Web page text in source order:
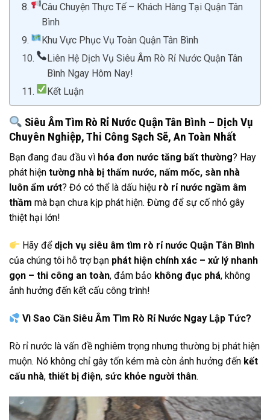
Câu Chuyện Thực Tế – Khách Hàng Tại Quận Tân
Bình
Khu Vực Phục Vụ Toàn Quận Tân Bình
Liên Hệ Dịch Vụ Siêu Âm Rò Rỉ Nước Quận Tân
Bình Ngay Hôm Nay!
Kết Luận
Siêu Âm Tìm Rò Rỉ Nước Quận Tân Bình – Dịch Vụ
Chuyên Nghiệp, Thi Công Sạch Sẽ, An Toàn Nhất
Bạn đang đau đầu vì hóa đơn nước tăng bất thường? Hay
phát hiện tường nhà bị thấm nước, nấm mốc, sàn nhà
luôn ẩm ướt? Đó có thể là dấu hiệu rò rỉ nước ngầm âm
thầm mà bạn chưa kịp phát hiện. Đừng để sự cố nhỏ gây
thiệt hại lớn!
Hãy để dịch vụ siêu âm tìm rò rỉ nước Quận Tân Bình
của chúng tôi hỗ trợ bạn phát hiện chính xác – xử lý nhanh
gọn – thi công an toàn, đảm bảo không đục phá, không
ảnh hưởng đến kết cấu công trình!
Vì Sao Cần Siêu Âm Tìm Rò Rỉ Nước Ngay Lập Tức?
Rò rỉ nước là vấn đề nghiêm trọng nhưng thường bị phát hiện
muộn. Nó không chỉ gây tốn kém mà còn ảnh hưởng đến kết
cấu nhà, thiết bị điện, sức khỏe người thân.